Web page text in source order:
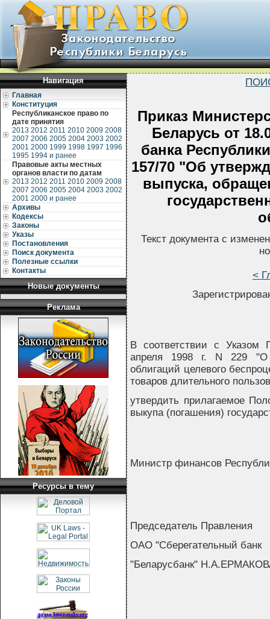
Навигация
Главная
Конституция
Республиканское право по
дате принятия
2013 2012 2011 2010 2009 2008
2007 2006 2005 2004 2003 2002
2001 2000 1999 1998 1997 1996
1995 1994 и ранее
Правовые акты местных
органов власти по датам
2013 2012 2011 2010 2009 2008
2007 2006 2005 2004 2003 2002
2001 2000 и ранее
Архивы
Кодексы
Законы
Указы
Постановления
Поиск документа
Полезные ссылки
Контакты
Новые документы
Реклама
Ресурсы в тему
Приказ
Беларусь от
банка
157/70 "Об
выпуска,
Текст документа с
<
В соответствии с Указом
апреля 1998 г. N 229 "О
облигаций целевого
товаров длительного
утвердить прилагаемое
выкупа (погашения)
Министр финансов
Председатель Правления
ОАО "Сберегательный банк
"Беларусбанк"